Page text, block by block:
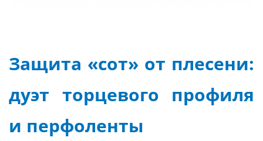
Защита «сот» от плесени:
дуэт торцевого профиля
и перфоленты